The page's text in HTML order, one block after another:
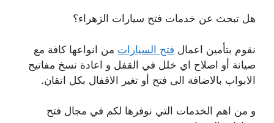
هل تبحث عن خدمات فتح سيارات الزهراء؟
نقوم بتأمين اعمال فتح السيارات من انواعها كافة مع
صيانة أو اصلاح اي خلل في القفل و اعادة نسخ مفاتيح
الابواب بالاضافة الى فتح أو تغير الاقفال بكل اتقان.
و من اهم الخدمات التي نوفرها لكم في مجال فتح